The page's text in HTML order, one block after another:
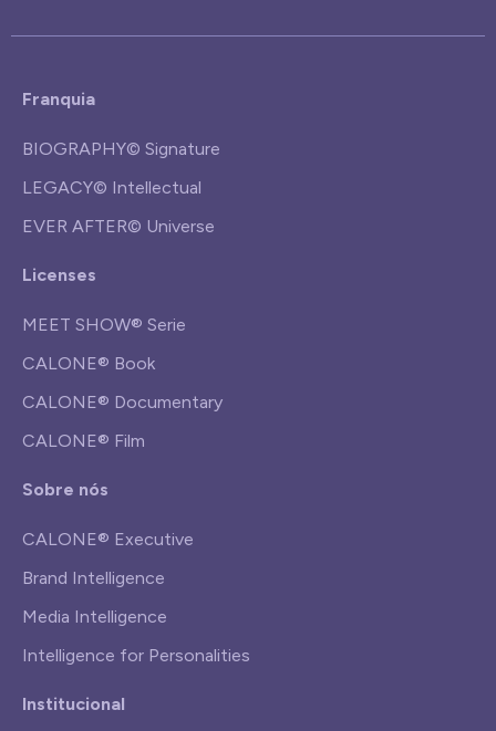
Franquia
BIOGRAPHY© Signature
LEGACY© Intellectual
EVER AFTER© Universe
Licenses
MEET SHOW® Serie
CALONE® Book
CALONE® Documentary
CALONE® Film
Sobre nós
CALONE® Executive
Brand Intelligence
Media Intelligence
Intelligence for Personalities
Institucional